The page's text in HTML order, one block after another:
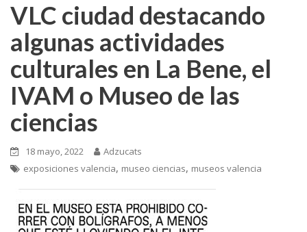
VLC ciudad destacando
algunas actividades
culturales en La Bene, el
IVAM o Museo de las
ciencias
18 mayo, 2022
Adzucats
exposiciones valencia, museo ciencias, museos valencia